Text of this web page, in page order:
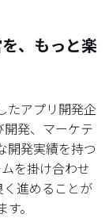
、もっと楽
たアプリ開発企
発、マーケテ
開発実績を持つ
を掛け合わせ
進めることが
。